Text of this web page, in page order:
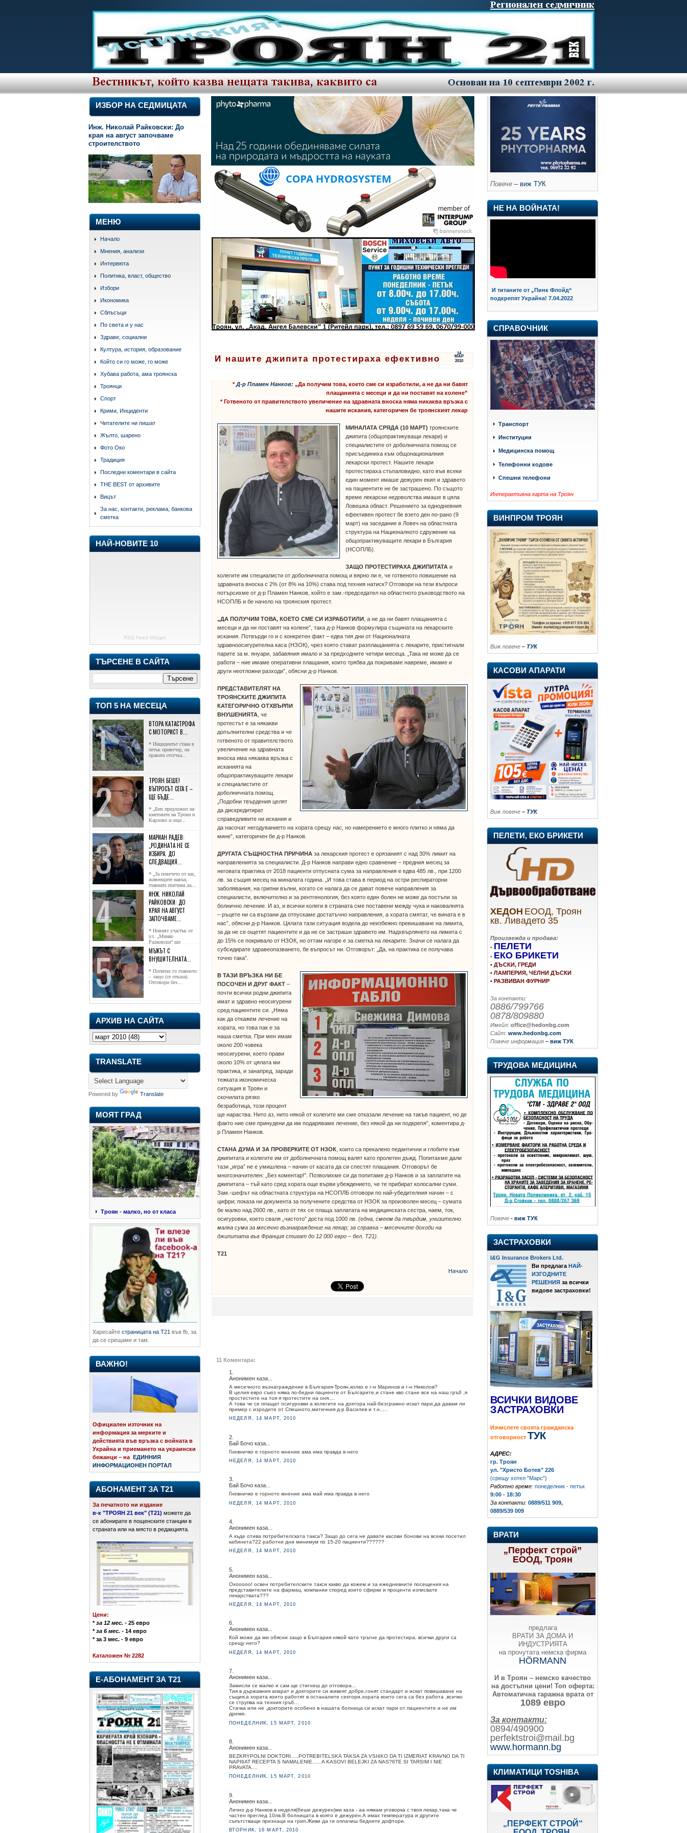
ИЗБОР НА СЕДМИЦАТА
Инж. Николай Райковски: До
края на август започваме
строителството
МЕНЮ
Начало
Мнения, анализи
Интервюта
Политика, власт, общество
Избори
Икономика
Сблъсъци
По света и у нас
Здраве, социални
Култура, история, образование
Който си го може, го може
Хубава работа, ама троянска
Троянци
Спорт
Крими, Инциденти
Читателите ни пишат
Жълто, шарено
Фото Око
Традиция
Последни коментари в сайта
THE BEST от архивите
Вицът
За нас, контакти, реклама, банкова
сметка
НАЙ-НОВИТЕ 10
RSS Feed Widget
ТЪРСЕНЕ В САЙТА
ТОП 5 НА МЕСЕЦА
ВТОРА КАТАСТРОФА
С МОТОРИСТ В...
* Инцидентът стана в
петък привечер, на
правата отсечка...
ТРОЯН БЕШЕ!
ВЪПРОСЪТ СЕГА Е –
ЩЕ БЪДЕ...
* „Бих предложил на
кметовете на Троян и
Карлово и още...
МАРИАН РАДЕВ:
„РОДИНАТА НЕ СЕ
ИЗБИРА. ДО
СЛЕДВАЩИЯ...
* „За повечето от нас,
живеещите навън,
главната причина да...
ИНЖ. НИКОЛАЙ
РАЙКОВСКИ: ДО
КРАЯ НА АВГУСТ
ЗАПОЧВАМЕ...
* Новият участък от
ул. „Минко
Радковски“ ще
достигне жк...
МЪЖЪТ С
ВНУШИТЕЛНАТА...
* Попитах го главното
– защо (се отказа).
Отговори без...
АРХИВ НА САЙТА
TRANSLATE
Powered by Translate
МОЯТ ГРАД
Троян - малко, но от класа
Харесайте страницата на Т21 във fb, за
да се срещаме и там.
ВАЖНО!
Официален източник на
информация за мерките и
действията във връзка с войната в
Украйна и приемането на украински
бежанци – на
ЕДИННИЯ
ИНФОРМАЦИОНЕН ПОРТАЛ
АБОНАМЕНТ ЗА Т21
За печатното ни издание
в-к "ТРОЯН 21 век" (Т21) можете да
се абонирате в пощенските станции в
страната или на място в редакцията.
Цени:
*за 12 мес. - 25 евро
*за 6 мес. - 14 евро
* за 3 мес. - 9 евро
Каталожен № 2282
Е-АБОНАМЕНТ ЗА Т21
14
МАР
2010
И нашите джипита протестираха ефективно
*Д-р Пламен Нанков: „Да получим това, което сме си изработили, а не да ни бавят
плащанията с месеци и да ни поставят на колене”
* Готвеното от правителството увеличение на здравната вноска няма никаква връзка с
нашите искания, категоричен бе троянският лекар
МИНАЛАТА СРЯДА (10 МАРТ) троянските
джипита (общопрактикуващи лекари) и
специалистите от доболничната помощ се
присъединиха към общонационалния
лекарски протест. Нашите лекари
протестираха стъпаловидно, като във всеки
един момент имаше дежурен екип и здравето
на пациентите не бе застрашено. По същото
време лекарски недоволства имаше в цяла
Ловешка област. Решението за еднодневния
ефективен протест бе взето ден по-рано (9
март) на заседание в Ловеч на областната
структура на Националното сдружение на
общопрактикуващите лекари в България
(НСОПЛБ).
ЗАЩО ПРОТЕСТИРАХА ДЖИПИТАТА и
колегите им специалисти от доболничната помощ и вярно ли е, че готвеното повишение на
здравната вноска с 2% (от 8% на 10%) става под техния натиск? Отговори на тези въпроси
потърсихме от д-р Пламен Нанков, който е зам.-председател на областното ръководството на
НСОПЛБ и бе начело на троянския протест.
„ДА ПОЛУЧИМ ТОВА, КОЕТО СМЕ СИ ИЗРАБОТИЛИ , а не да ни бавят плащанията с
месеци и да ни поставят на колене”, така д-р Нанков формулира същината на лекарските
искания. Потвърди го и с конкретен факт – едва тия дни от Националната
здравноосигурителна каса (НЗОК), чрез която стават разплащанията с лекарите, пристигнали
парите за м. януари, забавяния имало и за предходните четири месеца. „Така не може да се
работи – ние имаме оперативни плащания, които трябва да покриваме навреме, имаме и
други неотложни разходи”, обясни д-р Нанков.
ПРЕДСТАВИТЕЛЯТ НА
ТРОЯНСКИТЕ ДЖИПИТА
КАТЕГОРИЧНО ОТХВЪРЛИ
ВНУШЕНИЯТА , че
протестът е за някакви
допълнителни средства и че
готвеното от правителството
увеличение на здравната
вноска има някаква връзка с
исканията на
общопрактикуващите лекари
и специалистите от
доболничната помощ.
„Подобни твърдения целят
да дискредитират
справедливите ни искания и
да насочат негодуванието на хората срещу нас, но намерението е много плитко и няма да
мине”, категоричен бе д-р Нанков.
ДРУГАТА СЪЩНОСТНА ПРИЧИНА за лекарския протест е орязаният с над 30% лимит на
направленията за специалисти. Д-р Нанков направи едно сравнение – предния месец за
неговата практика от 2018 пациенти отпусната сума за направления е едва 485 лв., при 1200
лв. за същия месец на миналата година. „И това става в период на остри респираторни
заболявания, на грипни вълни, когато се налага да се дават повече направления за
специалисти, включително и за рентгенология, без която един болен не може да постъпи за
болнично лечение. И аз, и всички колеги в страната сме поставени между чука и наковалнята
– ръцете ни са вързани да отпускаме достатъчно направления, а хората смятат, че вината е в
нас”, обясни д-р Нанков. Цялата тази ситуация водела до неизбежно превишаване на лимита,
за да не се ощетят пациентите и да не се застраши здравето им. Надхвърлянето на лимита с
до 15% се покривало от НЗОК, но оттам нагоре е за сметка на лекарите. Значи се налага да
субсидирате здравеопазването, бе въпросът ни. Отговорът: „Да, на практика се получава
точно така”.
В ТАЗИ ВРЪЗКА НИ БЕ
ПОСОЧЕН И ДРУГ ФАКТ –
почти всички родни джипита
имат и здравно неосигурени
сред пациентите си. „Няма
как да откажем лечение на
хората, но това пак е за
наша сметка. При мен имам
около 200 човека
неосигурени, което прави
около 10% от цялата ми
практика, и занапред, заради
тежката икономическа
ситуация в Троян и
скочилата рязко
безработица, този процент
ще нараства. Нито аз, нито някой от колегите ми сме отказали лечение на такъв пациент, но де
факто ние сме принудени да им подаряваме лечение, без някой да ни подкрепя”, коментира д-
р Пламен Нанков.
СТАНА ДУМА И ЗА ПРОВЕРКИТЕ ОТ НЗОК , които са прекалено педантични и глобите към
джипитата и колегите им от доболничната помощ валят като пролетен дъжд. Попитахме дали
тази „игра” не е умишлена – начин от касата да си спестят плащания. Отговорът бе
многозначителен: „Без коментар!”. Позволихме си да попитаме д-р Нанков и за заплатите на
джипитата – тъй като сред хората още върви убеждението, че те прибират колосални суми.
Зам.-шефът на областната структура на НСОПЛБ отговори по най-убедителния начин – с
цифри; показа ни документа за получените средства от НЗОК за произволен месец – сумата
бе малко над 2600 лв., като от тях се плаща заплатата на медицинската сестра, наем, ток,
осигуровки, което сваля „чистото” доста под 1000 лв.(една, смеем да твърдим, унизително
малка сума за месечно възнаграждение на лекар; за справка – месечните доходи на
джипитата във Франция стигат до 12 000 евро – бел. Т21)
Т21
Начало
11 Коментара:
1.
Анонимен каза...
А месечното възнаграждение в България-Троян,колко е г-н Маринов и г-н Николов?
В целия евро съюз няма по-бедни пациенти от Българите,и стане кво стане все на наш гръб ,я
простестите на тоя я протестите на оня....
А това че се плащат осигуровки а колегите на доктора най-безсрамно искат пари,да давам ли
пример с изродите от Спешното,митичния д-р Василев и т.н.....
НЕДЕЛЯ, 14 МАРТ, 2010
2.
Бай Бочо каза...
Гневничко е горното мнение ама има правда в него
НЕДЕЛЯ, 14 МАРТ, 2010
3.
Бай Бочо каза...
Гневничко е горното мнение ама май има правда в него
НЕДЕЛЯ, 14 МАРТ, 2010
4.
Анонимен каза...
А къде отива потребителската такса? Защо до сега не давате касови бонови на всеки посетил
кабинета?22 работни дни минимум по 15-20 пациенти??????
НЕДЕЛЯ, 14 МАРТ, 2010
5.
Анонимен каза...
Охооооо! освен потребителските такси какво да кожем и за ежедневните посещения на
представителите на фармац. компании според които сфирки и проценти изписвате
лекарствата???
НЕДЕЛЯ, 14 МАРТ, 2010
6.
Анонимен каза...
Кой може да ми обясни защо в България някой като тръгне да протестира, всички други са
срещу него?
НЕДЕЛЯ, 14 МАРТ, 2010
7.
Анонимен каза...
Замисли се малко и сам ще стигнеш до отговора...
Тия в държавния апарат и докторите си живеят добре,гонят стандарт и искат повишаване на
същия,а хората които работят в останалите сектори,хората които сега са без работа ,всичко
се струпва на техния гръб...
Стачка или не ,докторите особено в нашата болница си искат пари от пациентите и не им
дреме.
ПОНЕДЕЛНИК, 15 МАРТ, 2010
8.
Анонимен каза...
BEZKRYPOLNI DOKTORI.....POTREBITELSKA TAKSA ZA VSI4KO DA TI IZMERIAT KRAVNO DA TI
NAPI6AT RECEPTA S NAMALENIE......A KASOVI BELEJKI ZA NAS?6TE SI TARSIM I NIE
PRAVATA....
ПОНЕДЕЛНИК, 15 МАРТ, 2010
9.
Анонимен каза...
Лично д-р Нанков в неделя(беше дежурен)ми каза - аа нямам уговорка с твоя лекар,така че
частен преглед 10лв.В болницата в която е дежурен.А имах температура и другите
съпътстващи признаци на грип.Живи да ги оплачиш бедните дофтори.
ВТОРНИК, 16 МАРТ, 2010
Повече – виж ТУК
НЕ НА ВОЙНАТА!
И титаните от „Пинк Флойд“
подкрепят Украйна! 7.04.2022
СПРАВОЧНИК
Транспорт
Институции
Медицинска помощ
Телефонни кодове
Спешни телефони
Интерактивна карта на Троян
ВИНПРОМ ТРОЯН
Виж повече – ТУК
КАСОВИ АПАРАТИ
Виж повече – ТУК
ПЕЛЕТИ, ЕКО БРИКЕТИ
ХЕДОН ЕООД, Троян
кв. Ливадето 35
Произвежда и продава:
• ПЕЛЕТИ
• ЕКО БРИКЕТИ
• ДЪСКИ, ГРЕДИ
• ЛАМПЕРИЯ, ЧЕЛНИ ДЪСКИ
• РАЗВИВАН ФУРНИР
За контакти:
0886/799766
0878/809880
Имейл: office@hedonbg.com
Сайт: www.hedonbg.com
Повече информация – виж ТУК
ТРУДОВА МЕДИЦИНА
Повече - виж ТУК
ЗАСТРАХОВКИ
I&G Insurance Brokers Ltd.
Ви предлага НАЙ-
ИЗГОДНИТЕ
РЕШЕНИЯ за всички
видове застраховки!
ВСИЧКИ ВИДОВЕ
ЗАСТРАХОВКИ
Изчислете своята гражданска
отговорност ТУК
АДРЕС:
гр. Троян
ул. "Христо Ботев" 226
(срещу хотел "Марс")
Работно време: понеделник - петък
9:00 - 18:30
За контакти: 0889/511 909,
0889/539 009
ВРАТИ
„Перфект строй”
ЕООД, Троян
предлага
ВРАТИ ЗА ДОМА И
ИНДУСТРИЯТА
на прочутата немска фирма
HÖRMANN
И в Троян – немско качество
на достъпни цени! Топ оферта:
Автоматична гаражна врата от
1089 евро
За контакти:
0894/490900
perfektstroi@mail.bg
www.hormann.bg
КЛИМАТИЦИ TOSHIBA
„ПЕРФЕКТ СТРОЙ“